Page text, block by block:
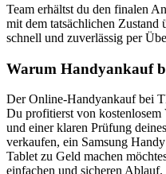
Team erhältst du den finalen
mit dem tatsächlichen
schnell und zuverlässig per
Warum Handyankauf
Der Online-Handyankauf bei
Du profitierst von kostenlosem
und einer klaren Prüfung
verkaufen, ein Samsung
Tablet zu Geld machen
einfachen und sicheren Ablauf.